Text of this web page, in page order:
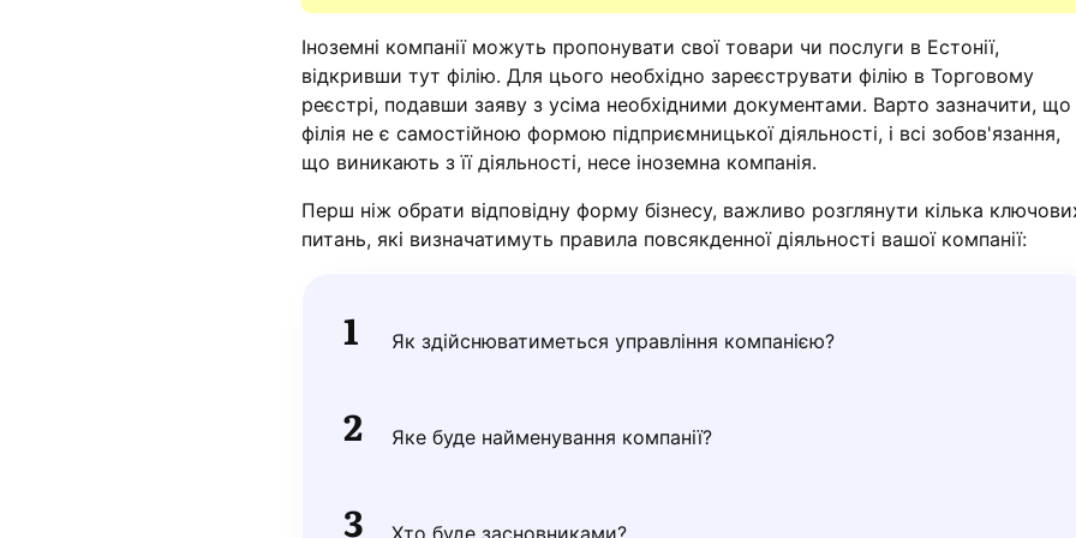
Іноземні компанії можуть пропонувати свої товари чи послуги в Естонії,
відкривши тут філію. Для цього необхідно зареєструвати філію в Торговому
реєстрі, подавши заяву з усіма необхідними документами. Варто зазначити, що
філія не є самостійною формою підприємницької діяльності, і всі зобов'язання,
що виникають з її діяльності, несе іноземна компанія.
Перш ніж обрати відповідну форму бізнесу, важливо розглянути кілька
питань, які визначатимуть правила повсякденної діяльності вашої компанії:
Як здійснюватиметься управління компанією?
Яке буде найменування компанії?